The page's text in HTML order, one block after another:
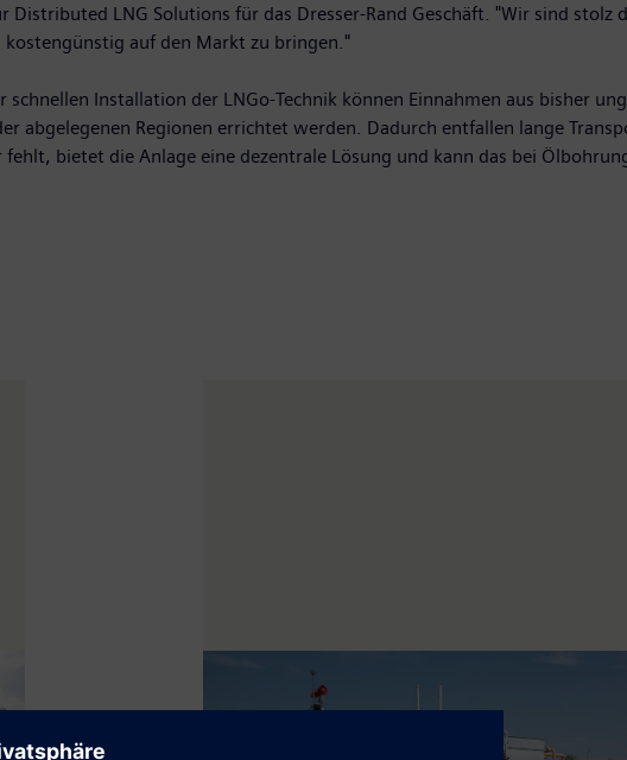
LNG Solutions für das Dresser-Rand Geschäft. "Wir sind stolz
kostengünstig auf den Markt zu bringen."
Installation der LNGo-Technik können Einnahmen aus bisher
abgelegenen Regionen errichtet werden. Dadurch entfallen lange
bietet die Anlage eine dezentrale Lösung und kann das bei